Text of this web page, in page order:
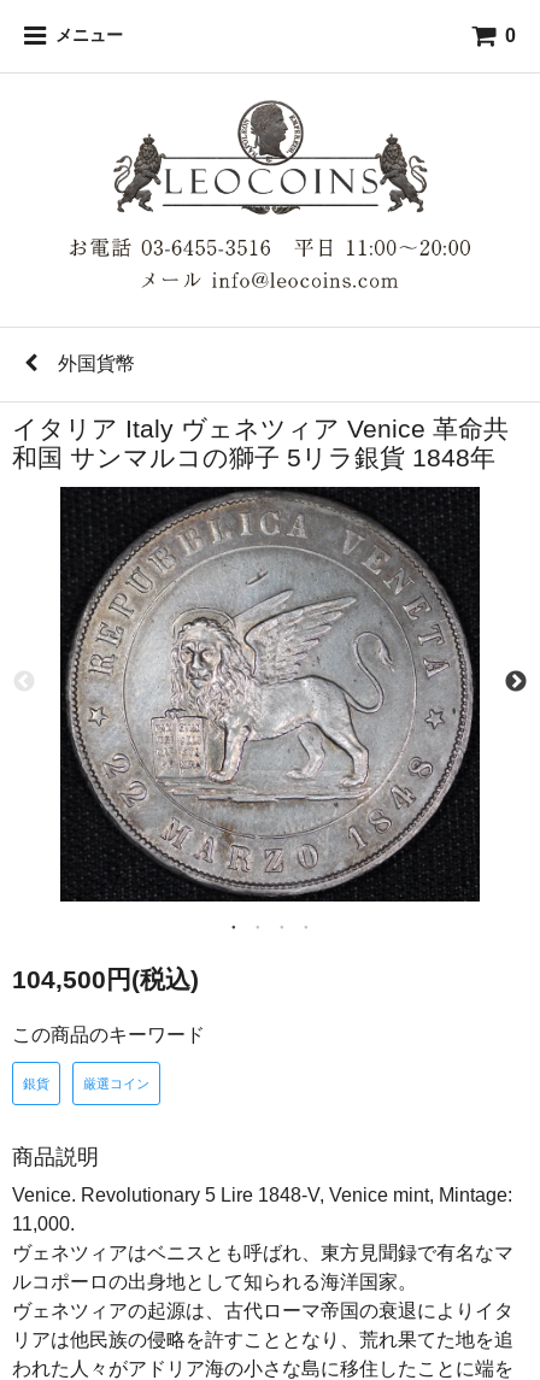
メニュー 0
外国貨幣
イタリア Italy ヴェネツィア Venice 革命共
和国 サンマルコの獅子 5リラ銀貨 1848年
104,500円(税込)
この商品のキーワード
銀貨 厳選コイン
商品説明
Venice. Revolutionary 5 Lire 1848-V, Venice mint, Mintage:
11,000.
ヴェネツィアはベニスとも呼ばれ、東方見聞録で有名なマ
ルコポーロの出身地として知られる海洋国家。
ヴェネツィアの起源は、古代ローマ帝国の衰退によりイタ
リアは他民族の侵略を許すこととなり、荒れ果てた地を追
われた人々がアドリア海の小さな島に移住したことに端を